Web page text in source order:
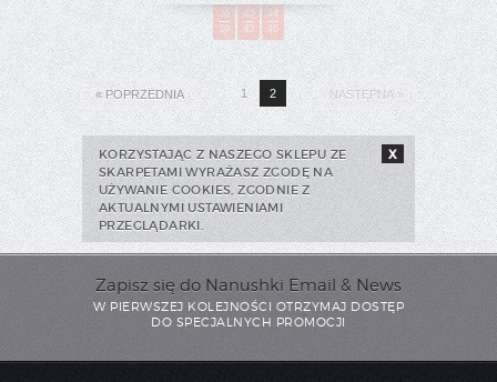
36
39
40
43
44
46
« POPRZEDNIA 1 2 NASTĘPNA »
KORZYSTAJĄC Z NASZEGO SKLEPU ZE
SKARPETAMI WYRAŻASZ ZGODĘ NA
UŻYWANIE COOKIES, ZGODNIE Z
AKTUALNYMI USTAWIENIAMI
PRZEGLĄDARKI.
X
Zapisz się do Nanushki Email & News
W PIERWSZEJ KOLEJNOŚCI OTRZYMAJ DOSTĘP
DO SPECJALNYCH PROMOCJI